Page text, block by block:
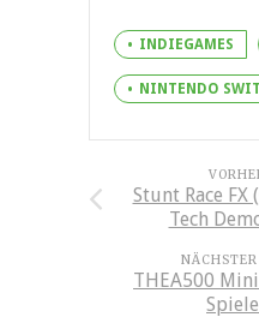
INDIEGAMES
NINTENDO
Stunt Race
Tech
THEA500